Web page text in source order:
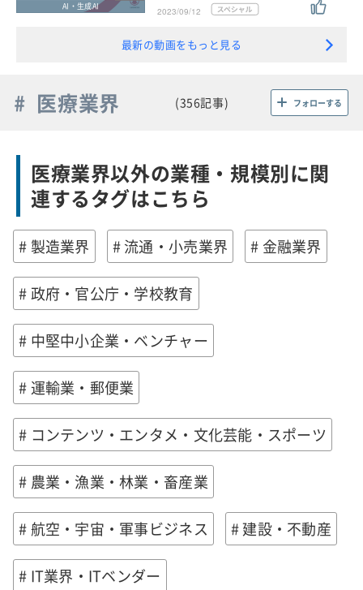
AI・生成AI
2023/09/12
最新の動画をもっと見る
# 医療業界 (356記事) フォローする
医療業界以外の業種・規模別に関
連するタグはこちら
# 製造業界 # 流通・小売業界 # 金融業界
# 政府・官公庁・学校教育
# 中堅中小企業・ベンチャー
# 運輸業・郵便業
# コンテンツ・エンタメ・文化芸能・スポーツ
# 農業・漁業・林業・畜産業
# 航空・宇宙・軍事ビジネス # 建設・不動産
# IT業界・ITベンダー